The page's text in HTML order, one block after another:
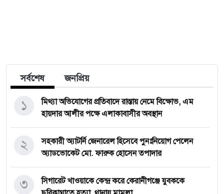
সর্বশেষ জনপ্রিয়
মিথ্যা অভিযোগের প্রতিবাদে রাস্তায় নেমে বিক্ষোভ, এম
হায়দার আলীর পক্ষে এলাকাবাসীর অবস্থান
১
সহকারী অ্যাটর্নি জেনারেল হিসেবে পুনঃনিয়োগ পেলেন
অ্যাডভোকেট মো. ফারুক হোসেন তপাদার
২
সিগারেট খাওয়াকে কেন্দ্র করে কেরানীগঞ্জে যুবককে
৩